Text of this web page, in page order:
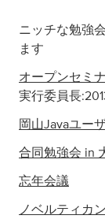
ニッチな勉強
ます
オープンセミ
実行委員長
岡山Javaユー
合同勉強会 in
忘年会議
ノベルティカ